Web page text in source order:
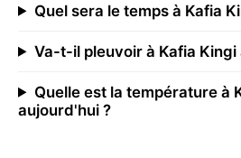
Quel sera le temps à Kafia
Va-t-il pleuvoir à Kafia Kingi
Quelle est la température à
aujourd'hui ?